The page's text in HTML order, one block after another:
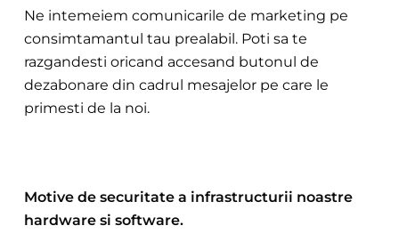
Ne intemeiem comunicarile de marketing pe
consimtamantul tau prealabil. Poti sa te
razgandesti oricand accesand butonul de
dezabonare din cadrul mesajelor pe care le
primesti de la noi.
Motive de securitate a infrastructurii noastre
hardware si software.